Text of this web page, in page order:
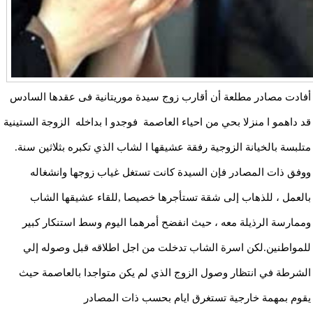
أفادت مصادر مطلعة أن أقارب زوج سيدة موريتانية فى عقدها السادس
قد داهمو ا منزلا بحي من احياء العاصمة فوجدو ا بداخله الزوجة الستينية
متلبسة بالخيانة الزوجية رفقة عشيقها ا لشاب الذي تكبره بثلاثين سنة.
ووفق ذات المصادر فإن السيدة كانت تستغل غياب زوجها وانشغاله
بالعمل ، للذهاب إلى شقة تستأجرها خصيصا ,للقاء عشيقها الشاب
وممارسة الرذيلة معه ، حيث انفضح أمرهما اليوم وسط استنكار كبير
للمواطنين.لكن اسرة الشاب تدخلت من اجل اطلاقه قبل وصوله إلي
الشرطة في انتظار وصول الزوج الذي لم يكن متواجدا بالعاصمة حيث
يقوم بمهمة خارجية تستغرق ايام بحسب ذات المصادر